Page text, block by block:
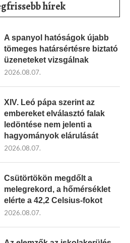
hírek
A spanyol hatóságok újabb
tömeges határsértésre biztató
üzeneteket vizsgálnak
2026.08.07.
XIV. Leó pápa szerint az
embereket elválasztó falak
ledöntése nem jelenti a
hagyományok elárulását
2026.08.07.
Csütörtökön megdőlt a
melegrekord, a hőmérséklet
elérte a 42,2 Celsius-fokot
2026.08.07.